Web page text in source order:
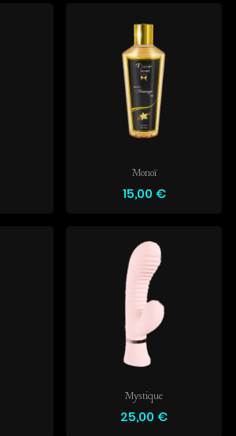
Monoï
15,00 €
Mystique
25,00 €